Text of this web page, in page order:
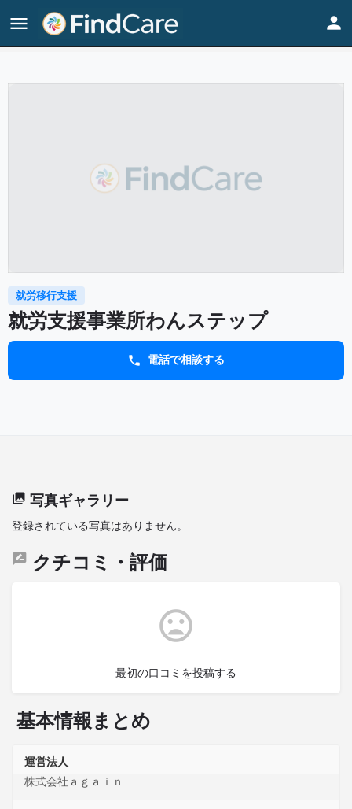
Home Listings 就労支援事業所わんステップ
就労移行支援
就労支援事業所わんステップ
電話で相談する
写真ギャラリー
登録されている写真はありません。
クチコミ・評価
最初の口コミを投稿する
基本情報まとめ
運営法人
株式会社ａｇａｉｎ